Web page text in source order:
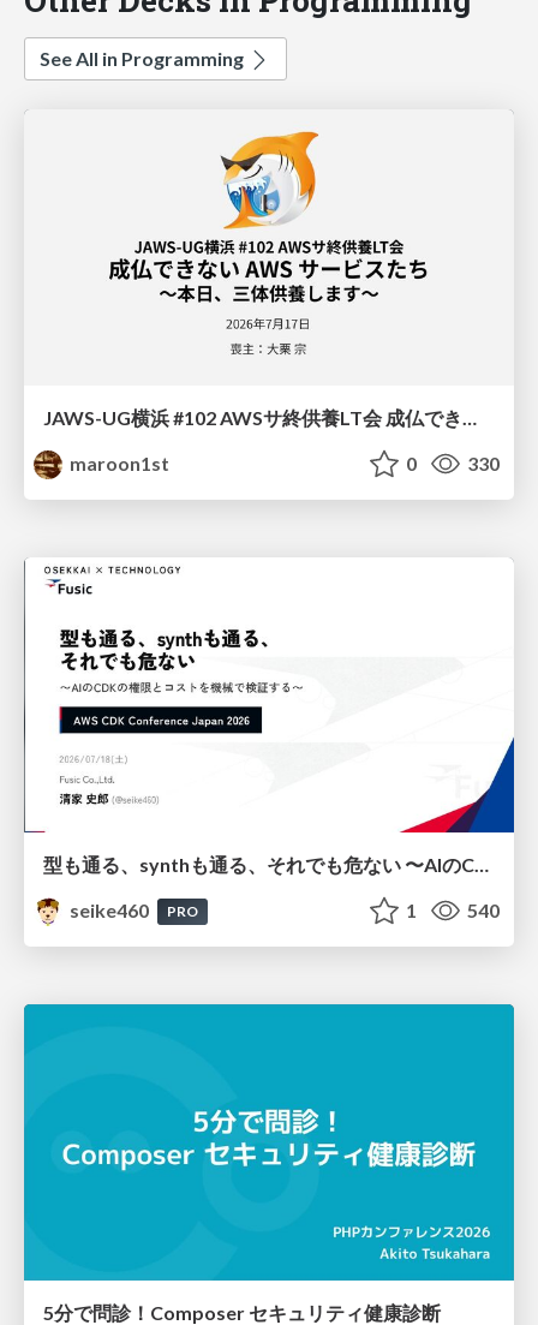
See All in Programming
maroon1st
0 330
型も通る、synthも通る、それでも危ない 〜AIのCDKの権限とコストを機械で検証する〜 / It Passes Type Checks, It Passes Synth Checks, but It’s Still Risky — Automatically Verifying Permissions and Costs in AI’s CDK —
seike460
PRO 1 540
5分で問診！Composer セキュリティ健康診断